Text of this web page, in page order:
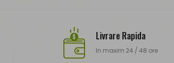
Livrare Rapida
In maxim 24 / 48 ore